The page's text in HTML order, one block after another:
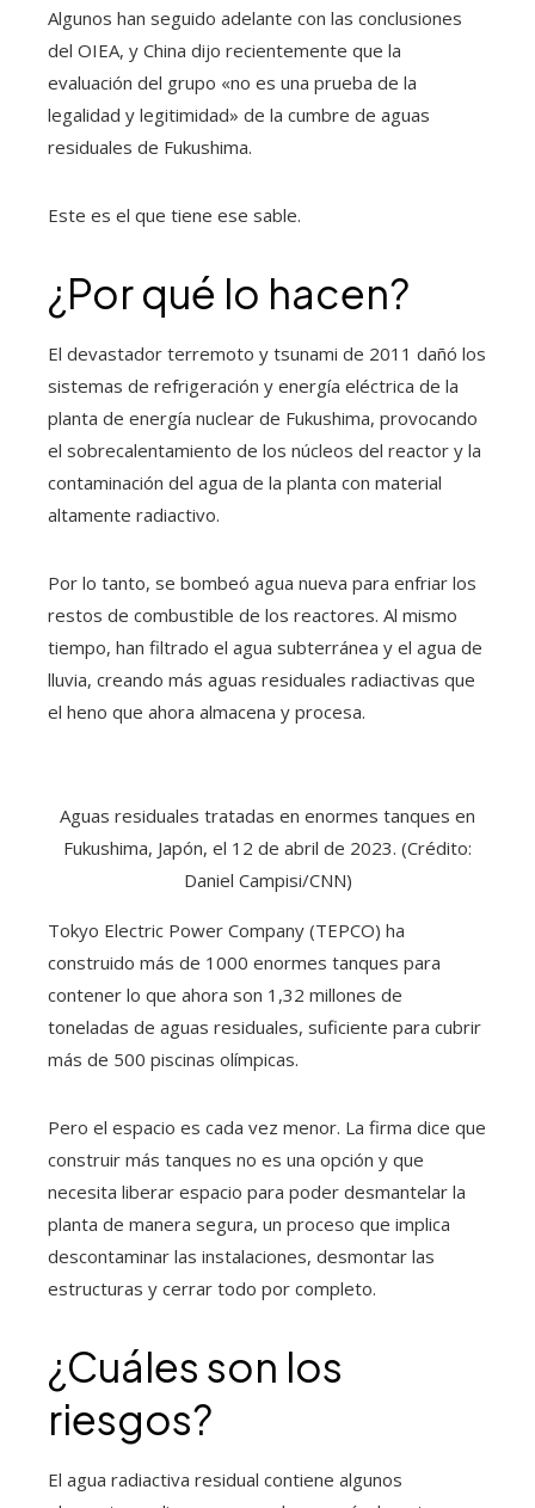
Algunos han seguido adelante con las conclusiones
del OIEA, y China dijo recientemente que la
evaluación del grupo «no es una prueba de la
legalidad y legitimidad» de la cumbre de aguas
residuales de Fukushima.
Este es el que tiene ese sable.
¿Por qué lo hacen?
El devastador terremoto y tsunami de 2011 dañó los
sistemas de refrigeración y energía eléctrica de la
planta de energía nuclear de Fukushima, provocando
el sobrecalentamiento de los núcleos del reactor y la
contaminación del agua de la planta con material
altamente radiactivo.
Por lo tanto, se bombeó agua nueva para enfriar los
restos de combustible de los reactores. Al mismo
tiempo, han filtrado el agua subterránea y el agua de
lluvia, creando más aguas residuales radiactivas que
el heno que ahora almacena y procesa.
Aguas residuales tratadas en enormes tanques en
Fukushima, Japón, el 12 de abril de 2023. (Crédito:
Daniel Campisi/CNN)
Tokyo Electric Power Company (TEPCO) ha
construido más de 1000 enormes tanques para
contener lo que ahora son 1,32 millones de
toneladas de aguas residuales, suficiente para cubrir
más de 500 piscinas olímpicas.
Pero el espacio es cada vez menor. La firma dice que
construir más tanques no es una opción y que
necesita liberar espacio para poder desmantelar la
planta de manera segura, un proceso que implica
descontaminar las instalaciones, desmontar las
estructuras y cerrar todo por completo.
¿Cuáles son los
riesgos?
El agua radiactiva residual contiene algunos